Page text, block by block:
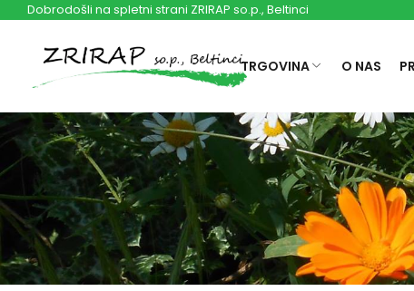
Dobrodošli na spletni strani ZRIRAP so.p., Beltinci
TRGOVINA O NAS